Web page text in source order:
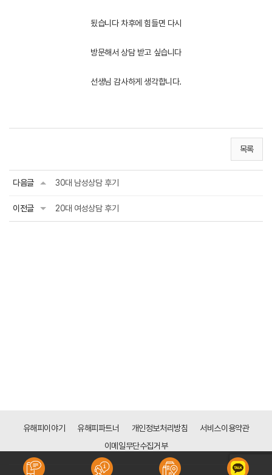
됬습니다 차후에 힘들면 다시
방문해서 상담 받고 싶습니다
선생님 감사하게 생각합니다.
목록
다음글 30대 남성상담 후기
이전글 20대 여성상담 후기
유해피이야기 유해피파트너 개인정보처리방침
서비스이용약관
이메일무단수집거부